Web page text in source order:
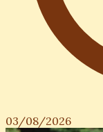
03/08/2026